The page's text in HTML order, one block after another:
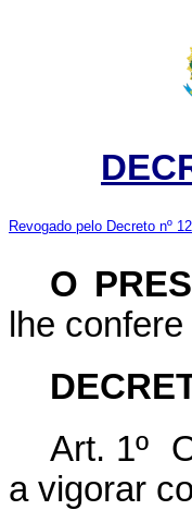
Revogado pelo Decreto nº
O
lhe
Art. 1º
a vigorar